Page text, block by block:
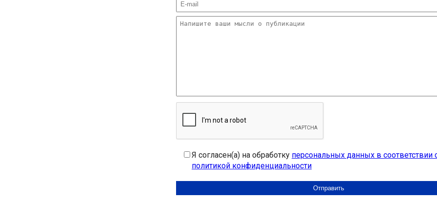
Я согласен(а) на обработку персональных данных в соответствии
политикой конфиденциальности